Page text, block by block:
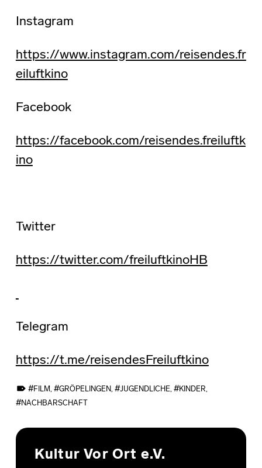
Instagram
https://www.instagram.com/reisendes.fr
eiluftkino
Facebook
https://facebook.com/reisendes.freiluftk
ino
Twitter
https://twitter.com/freiluftkinoHB
Telegram
https://t.me/reisendesFreiluftkino
FILM, GRÖPELINGEN, JUGENDLICHE, KINDER,
NACHBARSCHAFT
Skip back to main navigation
Kultur Vor Ort e.V.